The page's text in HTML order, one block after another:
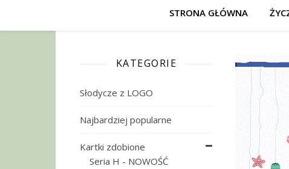
STRONA GŁÓWNA
KATEGORIE
Słodycze z LOGO
Najbardziej popularne
Kartki zdobione
Seria H - NOWOŚĆ